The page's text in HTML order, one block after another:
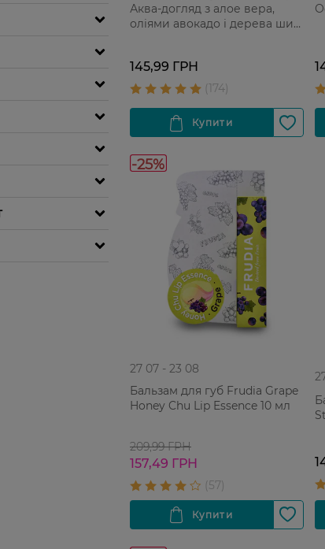
Аква-догляд з алое вера,
оліями авокадо і дерева ши
145,99 ГРН
-25%
27 07 - 23 08
Бальзам для губ Frudia Grape
Honey Chu Lip Essence 10 мл
209,99 ГРН
157,49 ГРН